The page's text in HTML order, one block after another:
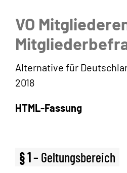
VO
Alternative für
2018
HTML-Fassung
§ 1– Geltungsbereich